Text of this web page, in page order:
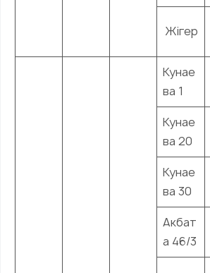
Жігер
Кунае
ва 1
Кунае
ва 20
Кунае
ва 30
Акбат
а 46/3